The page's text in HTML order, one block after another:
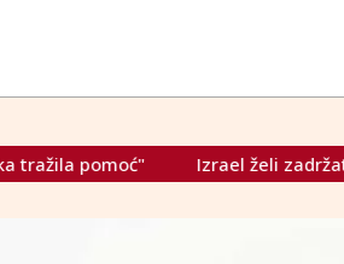
Izrael želi zadržati vojsku u Libanonu